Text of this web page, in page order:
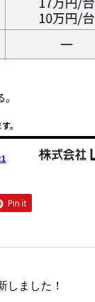
Pin it
しました！